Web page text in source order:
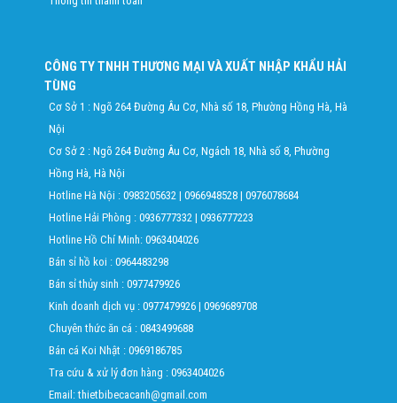
CÔNG TY TNHH THƯƠNG MẠI VÀ XUẤT NHẬP KHẨU HẢI
TÙNG
Cơ Sở 1 : Ngõ 264 Đường Âu Cơ, Nhà số 18, Phường Hồng Hà, Hà
Nội
Cơ Sở 2 : Ngõ 264 Đường Âu Cơ, Ngách 18, Nhà số 8, Phường
Hồng Hà, Hà Nội
Hotline Hà Nội : 0983205632 | 0966948528 | 0976078684
Hotline Hải Phòng : 0936777332 | 0936777223
Hotline Hồ Chí Minh: 0963404026
Bán sỉ hồ koi : 0964483298
Bán sỉ thủy sinh : 0977479926
Kinh doanh dịch vụ : 0977479926 | 0969689708
Chuyên thức ăn cá : 0843499688
Bán cá Koi Nhật : 0969186785
Tra cứu & xử lý đơn hàng : 0963404026
Email: thietbibecacanh@gmail.com